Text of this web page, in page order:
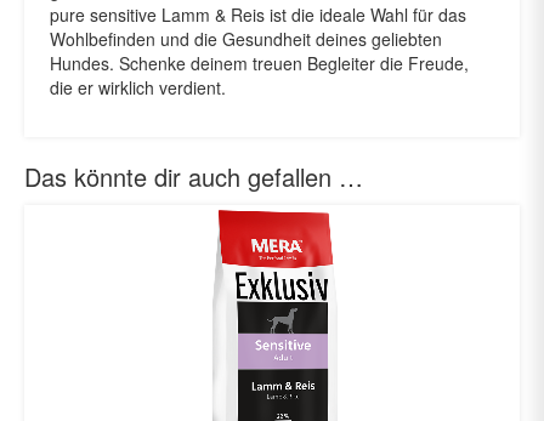
pure sensitive Lamm & Reis ist die ideale Wahl für das
Wohlbefinden und die Gesundheit deines geliebten
Hundes. Schenke deinem treuen Begleiter die Freude,
die er wirklich verdient.
Das könnte dir auch gefallen …